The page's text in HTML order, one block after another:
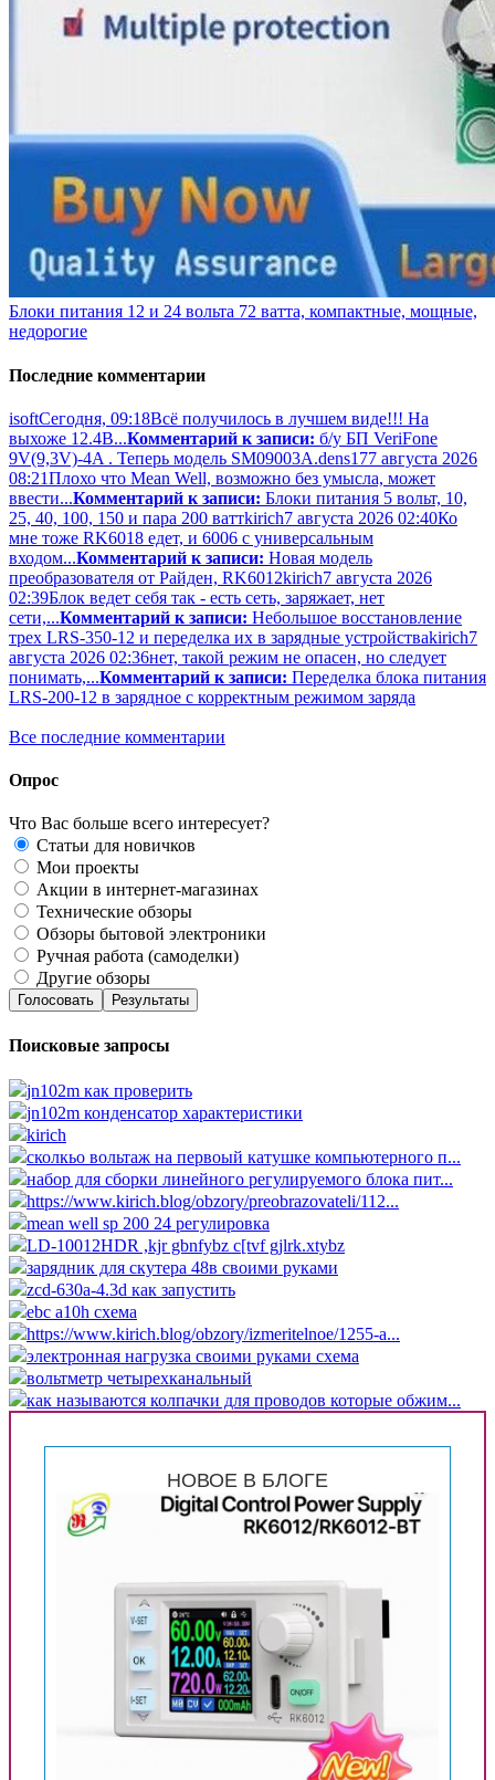
Блоки питания 12 и 24 вольта 72 ватта, компактные, мощные,
недорогие
Последние комментарии
isoftСегодня, 09:18Всё получилось в лучшем виде!!! На
выхоже 12.4В...Комментарий к записи: б/у БП VeriFone
9V(9,3V)-4A . Теперь модель SM09003A.dens177 августа 2026
08:21Плохо что Mean Well, возможно без умысла, может
ввести...Комментарий к записи: Блоки питания 5 вольт, 10,
25, 40, 100, 150 и пара 200 ваттkirich7 августа 2026 02:40Ко
мне тоже RK6018 едет, и 6006 с универсальным
входом...Комментарий к записи: Новая модель
преобразователя от Райден, RK6012kirich7 августа 2026
02:39Блок ведет себя так - есть сеть, заряжает, нет
сети,...Комментарий к записи: Небольшое восстановление
трех LRS-350-12 и переделка их в зарядные устройстваkirich7
августа 2026 02:36нет, такой режим не опасен, но следует
понимать,...Комментарий к записи: Переделка блока питания
LRS-200-12 в зарядное с корректным режимом заряда
Все последние комментарии
Опрос
Что Вас больше всего интересует?
Статьи для новичков
Мои проекты
Акции в интернет-магазинах
Технические обзоры
Обзоры бытовой электроники
Ручная работа (самоделки)
Другие обзоры
Голосовать Результаты
Поисковые запросы
jn102m как проверить
jn102m конденсатор характеристики
kirich
сколкьо вольтаж на первоый катушке компьютерного п...
набор для сборки линейного регулируемого блока пит...
https://www.kirich.blog/obzory/preobrazovateli/112...
mean well sp 200 24 регулировка
LD-10012HDR ,kjr gbnfybz c[tvf gjlrk.xtybz
зарядник для скутера 48в своими руками
zcd-630a-4.3d как запустить
ebc a10h схема
https://www.kirich.blog/obzory/izmeritelnoe/1255-a...
электронная нагрузка своими руками схема
вольтметр четырехканальный
как называются колпачки для проводов которые обжим...
НОВОЕ В БЛОГЕ